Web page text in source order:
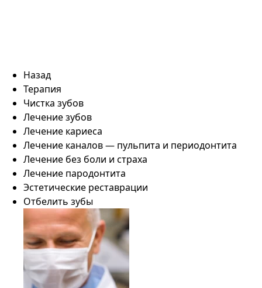
Назад
Терапия
Чистка зубов
Лечение зубов
Лечение кариеса
Лечение каналов — пульпита и периодонтита
Лечение без боли и страха
Лечение пародонтита
Эстетические реставрации
Отбелить зубы